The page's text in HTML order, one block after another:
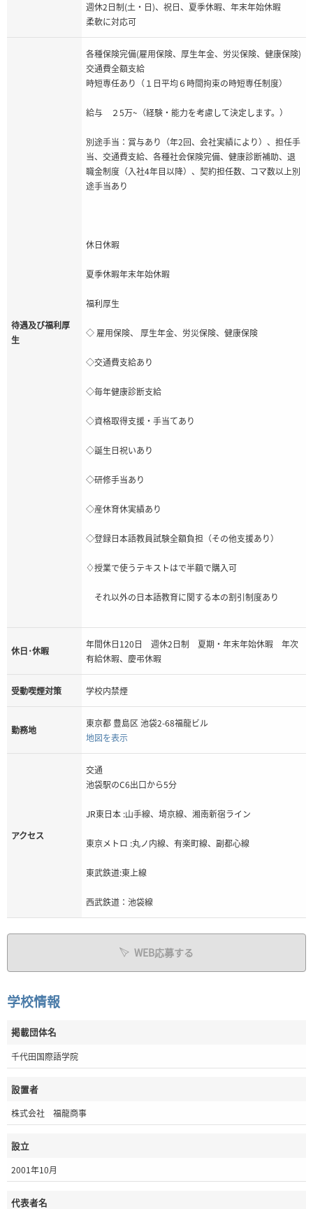
週休2日制(土・日)、祝日、夏季休暇、年末年始休暇
柔軟に対応可
待遇及び福利厚
生
各種保険完備(雇用保険、厚生年金、労災保険、健康保険)
交通費全額支給
時短専任あり（１日平均６時間拘束の時短専任制度）
給与 ２5万~（経験・能力を考慮して決定します。）
別途手当：賞与あり（年2回、会社実績により）、担任手
当、交通費支給、各種社会保険完備、健康診断補助、退
職金制度（入社4年目以降）、契約担任数、コマ数以上別
途手当あり
休日休暇
夏季休暇年末年始休暇
福利厚生
◇ 雇用保険、 厚生年金、労災保険、健康保険
◇交通費支給あり
◇毎年健康診断支給
◇資格取得支援・手当てあり
◇誕生日祝いあり
◇研修手当あり
◇産休育休実績あり
◇登録日本語教員試験全額負担（その他支援あり）
♢授業で使うテキストはで半額で購入可
それ以外の日本語教育に関する本の割引制度あり
休日･休暇
年間休日120日 週休2日制 夏期・年末年始休暇 年次
有給休暇、慶弔休暇
受動喫煙対策 学校内禁煙
勤務地
東京都 豊島区 池袋2-68福龍ビル
地図を表示
アクセス
交通
池袋駅のC6出口から5分
JR東日本 :山手線、埼京線、湘南新宿ライン
東京メトロ :丸ノ内線、有楽町線、副都心線
東武鉄道:東上線
西武鉄道：池袋線
WEB応募する
学校情報
掲載団体名
千代田国際語学院
設置者
株式会社 福龍商事
設立
2001年10月
代表者名